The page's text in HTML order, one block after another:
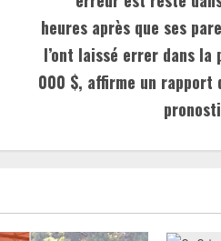
heures après que ses
l’ont laissé errer dans la
000 $, affirme un rapport